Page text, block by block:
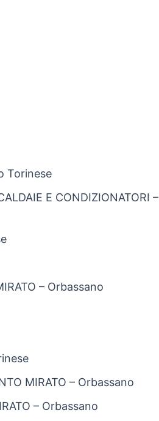
Torinese
E CONDIZIONATORI –
– Orbassano
MIRATO – Orbassano
– Orbassano